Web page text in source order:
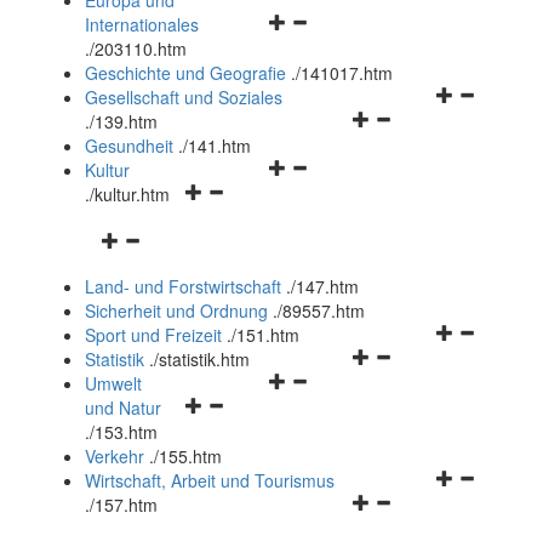
Navigationsmenü
und
schließen
Internationales
./203110.htm
Geschichte und Geografie ./141017.htm
Navigationsmenü
Gesellschaft und Soziales
./139.htm
Navigationsmenü
Gesundheit ./141.htm
Navigationsmenü
Kultur
./kultur.htm
Navigationsmenü
und
schließen
Land- und Forstwirtschaft ./147.htm
Sicherheit und Ordnung ./89557.htm
Navigationsmenü
Sport und Freizeit ./151.htm
Navigationsmenü
Statistik ./statistik.htm
Navigationsmenü
und
schließen
Umwelt
und Natur
./153.htm
Verkehr ./155.htm
Navigationsmenü
Wirtschaft, Arbeit und Tourismus
./157.htm